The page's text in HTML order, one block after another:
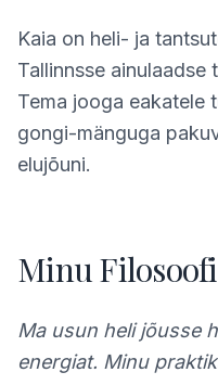
Kaia on heli- ja
Tallinnsse ainulaadse
Tema jooga eakatele
gongi-mänguga
elujõuni.
Minu
Ma usun heli jõusse
energiat. Minu